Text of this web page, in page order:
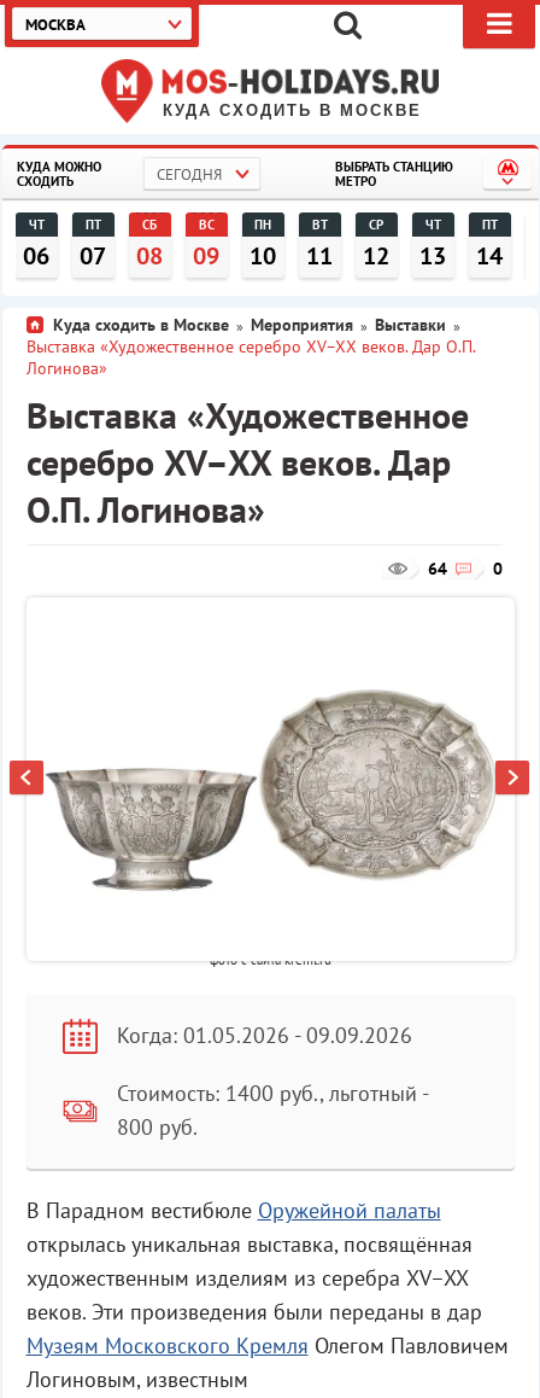
КУДА СХОДИТЬ В МОСКВЕ
МОСКВА
КУДА МОЖНО
СХОДИТЬ
СЕГОДНЯ
ВЫБРАТЬ СТАНЦИЮ
МЕТРО
ЧТ
06
ПТ
07
СБ
08
ВС
09
ПН
10
ВТ
11
СР
12
ЧТ
13
ПТ
14
Куда сходить в Москве » Мероприятия » Выставки »
Выставка «Художественное серебро XV–XX веков. Дар О.П.
Логинова»
Выставка «Художественное
серебро XV–XX веков. Дар
О.П. Логинова»
0
64
фото с сайта kreml.ru
Когда: 01.05.2026 - 09.09.2026
Стоимость: 1400 руб., льготный -
800 руб.
В Парадном вестибюле Оружейной палаты
открылась уникальная выставка, посвящённая
художественным изделиям из серебра XV–XX
веков. Эти произведения были переданы в дар
Музеям Московского Кремля Олегом Павловичем
Логиновым, известным